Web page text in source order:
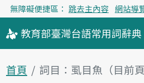
無障礙便捷區： 跳去主內容 網站導
教育部臺灣台語常用詞辭典
首頁 詞目：虱目魚（目前頁